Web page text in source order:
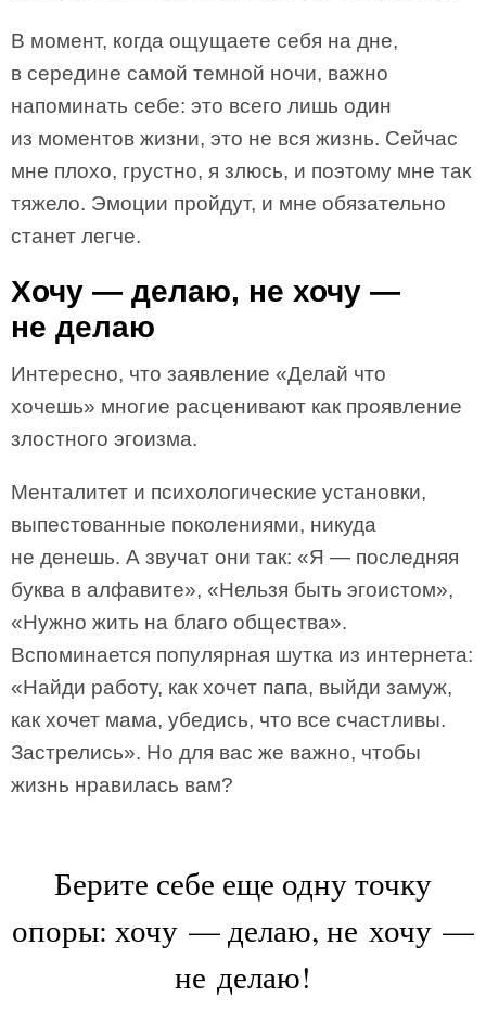
В момент, когда ощущаете себя на дне,
в середине самой темной ночи, важно
напоминать себе: это всего лишь один
из моментов жизни, это не вся жизнь. Сейчас
мне плохо, грустно, я злюсь, и поэтому мне так
тяжело. Эмоции пройдут, и мне обязательно
станет легче.
Хочу — делаю, не хочу —
не делаю
Интересно, что заявление «Делай что
хочешь» многие расценивают как проявление
злостного эгоизма.
Менталитет и психологические установки,
выпестованные поколениями, никуда
не денешь. А звучат они так: «Я — последняя
буква в алфавите», «Нельзя быть эгоистом»,
«Нужно жить на благо общества».
Вспоминается популярная шутка из интернета:
«Найди работу, как хочет папа, выйди замуж,
как хочет мама, убедись, что все счастливы.
Застрелись». Но для вас же важно, чтобы
жизнь нравилась вам?
Берите себе еще одну точку
опоры: хочу — делаю, не хочу —
не делаю!